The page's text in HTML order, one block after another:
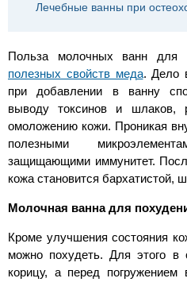
Лечебные ванны при
Польза молочных ванн для
полезных свойств меда. Дело
при добавлении в ванну
выводу токсинов и шлаков,
омоложению кожи. Проникая
полезными
защищающими иммунитет.
кожа становится бархатистой,
Молочная ванна для
Кроме улучшения состояния
можно похудеть. Для этого в
корицу, а перед